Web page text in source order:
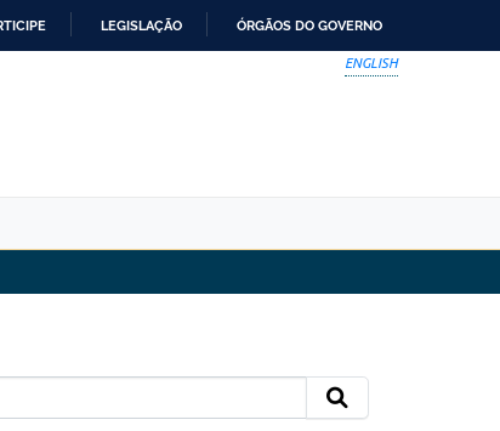
LEGISLAÇÃO ÓRGÃOS DO GOVERNO
ENGLISH